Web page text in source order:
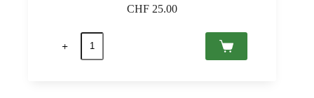
CHF 25.00
Royal
Cuvée
2019